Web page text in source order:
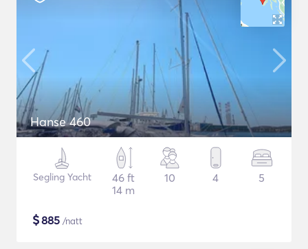
Hanse 460
Segling Yacht
46 ft
14 m
10 4 5
$885 /natt